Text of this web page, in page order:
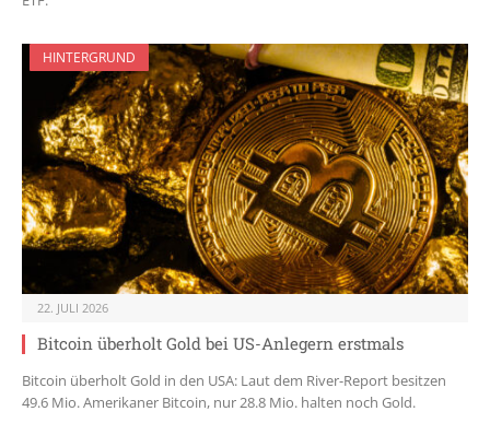
HINTERGRUND
22. JULI 2026
Bitcoin überholt Gold bei US-Anlegern erstmals
Bitcoin überholt Gold in den USA: Laut dem River-Report besitzen
49.6 Mio. Amerikaner Bitcoin, nur 28.8 Mio. halten noch Gold.